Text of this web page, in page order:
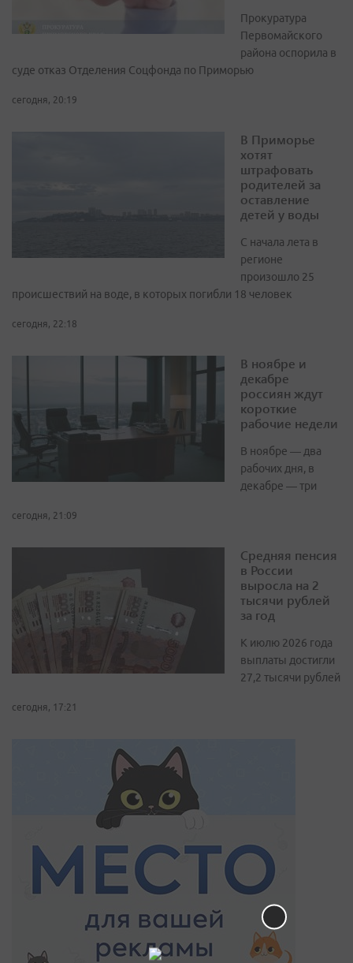
Прокуратура
Первомайского
района оспорила в
суде отказ Отделения Соцфонда по Приморью
сегодня, 20:19
В Приморье
хотят
штрафовать
родителей за
оставление
детей у воды
С начала лета в
регионе
произошло 25
происшествий на воде, в которых погибли 18 человек
сегодня, 22:18
В ноябре и
декабре
россиян ждут
короткие
рабочие недели
В ноябре — два
рабочих дня, в
декабре — три
сегодня, 21:09
Средняя пенсия
в России
выросла на 2
тысячи рублей
за год
К июлю 2026 года
выплаты достигли
27,2 тысячи рублей
сегодня, 17:21